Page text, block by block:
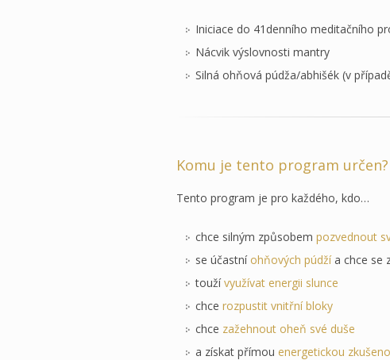
Iniciace do 41denního meditačního
Nácvik výslovnosti mantry
Silná ohňová púdža/abhišék (v
Komu je tento program určen?
Tento program je pro každého, kdo…
chce silným způsobem pozvednout
se účastníohňových púdžía chce se
toužívyužívat energii slunce
chce rozpustit vnitřní bloky
chce zažehnout oheň své duše
a získat přímou energetickou